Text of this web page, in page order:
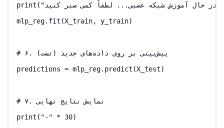
print("در حال آموزش شبکه عصبی... لطفاً کمی صبر کنید.")
mlp_reg.fit(X_train, y_train)
# ۶. پیش‌بینی بر روی داده‌های جدید (تست)
predictions = mlp_reg.predict(X_test)
# ۷. نمایش نتایج نهایی
print("-" * 30)